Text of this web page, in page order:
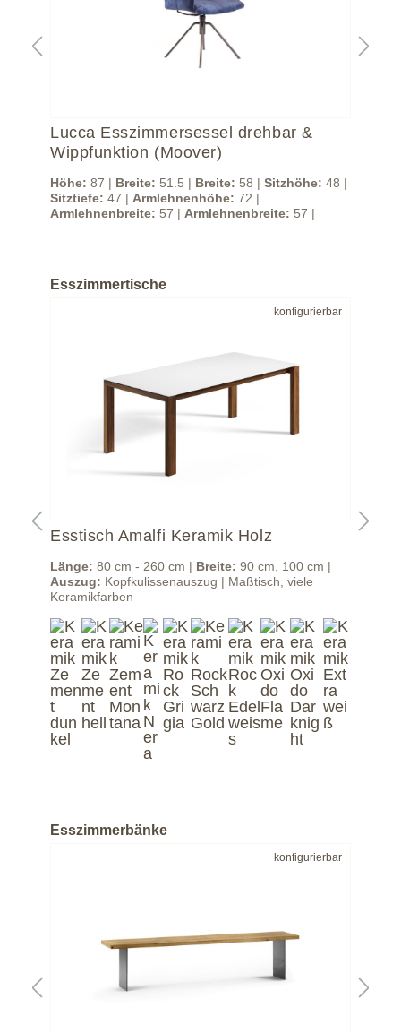
Lucca Esszimmersessel drehbar &
Wippfunktion (Moover)
Höhe: 87 | Breite: 51.5 | Breite: 58 | Sitzhöhe: 48 |
Sitztiefe: 47 | Armlehnenhöhe: 72 |
Armlehnenbreite: 57 | Armlehnenbreite: 57 |
Esszimmertische
konfigurierbar
Esstisch Amalfi Keramik Holz
Länge: 80 cm - 260 cm | Breite: 90 cm, 100 cm |
Auszug: Kopfkulissenauszug | Maßtisch, viele
Keramikfarben
Esszimmerbänke
konfigurierbar